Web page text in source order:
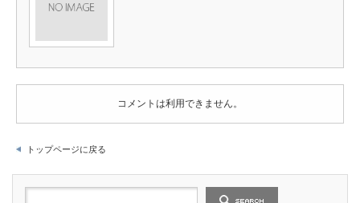
コメントは利用できません。
トップページに戻る